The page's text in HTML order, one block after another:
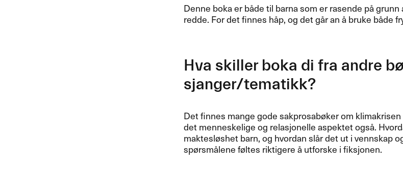
Denne boka er både til barna som er rasende på
redde. For det finnes håp, og det går an å bruke både
Hva skiller boka di fra andre
sjanger/tematikk?
Det finnes mange gode sakprosabøker om
det menneskelige og relasjonelle aspektet også.
maktesløshet barn, og hvordan slår det ut i vennskap
spørsmålene føltes riktigere å utforske i fiksjonen.